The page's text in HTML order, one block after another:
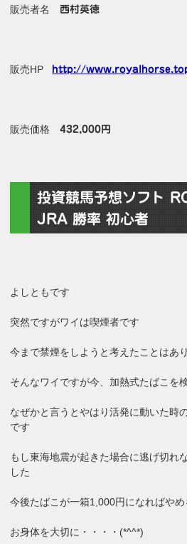
販売者名西村英徳
販売HP http://
販売価格432,000円
投資競馬予想ソフト
JRA 勝率 初心者
よしともです
突然ですがワイは喫煙者です
今まで禁煙をしようと考えたことはあ
そんなワイですが今、加熱式たばこを
なぜかと言うとやはり活発に動いた時
です
もし東海地震が起きた場合に逃げ切れ
した
今後たばこが一箱1,000円になればやめ
お身体を大切に・・・・(*^^*)